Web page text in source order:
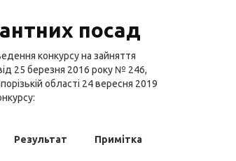
посад
конкурсу на зайняття
25 березня 2016 року № 246,
області 24 вересня 2019
Результат Примітка